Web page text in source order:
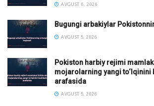
AVGUST 6, 2026
Bugungi arbakiylar
AVGUST 5, 2026
Pokiston harbiy rejimi
mojarolarning yangi to‘lqinini
arafasida
AVGUST 5, 2026